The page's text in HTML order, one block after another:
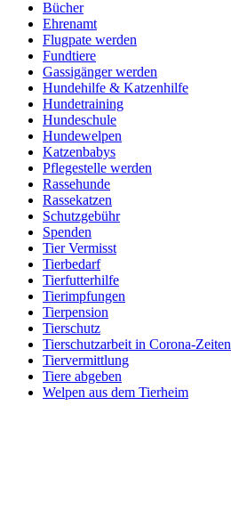
Bücher
Ehrenamt
Flugpate werden
Fundtiere
Gassigänger werden
Hundehilfe & Katzenhilfe
Hundetraining
Hundeschule
Hundewelpen
Katzenbabys
Pflegestelle werden
Rassehunde
Rassekatzen
Schutzgebühr
Spenden
Tier Vermisst
Tierbedarf
Tierfutterhilfe
Tierimpfungen
Tierpension
Tierschutz
Tierschutzarbeit in Corona-Zeiten
Tiervermittlung
Tiere abgeben
Welpen aus dem Tierheim